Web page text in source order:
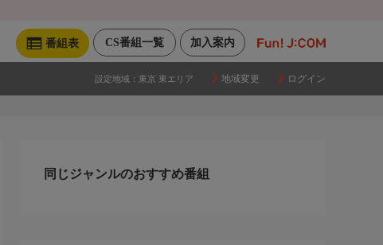
加入案内
CS番組一覧
番組表
設定地域： 東京 東エリア 地域変更 ログイン
同じジャンルのおすすめ番組